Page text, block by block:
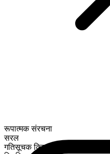
रूपात्मक संरचना
सरल
गतिसूचक क्रिया